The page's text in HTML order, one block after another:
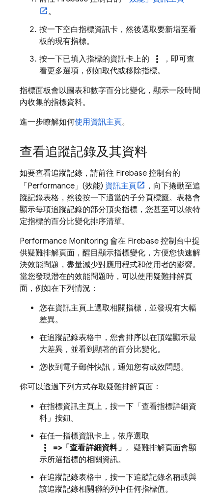
。
按一下空白指標資訊卡，然後選取要新增至看
板的現有指標。
按一下已填入指標的資訊卡上的
more_vert
，即可查
看更多選項，例如取代或移除指標。
指標面板會以圖表和數字百分比變化，顯示一段時間
內收集的指標資料。
進一步瞭解如何使用資訊主頁。
查看追蹤記錄及其資料
如要查看追蹤記錄，請前往 Firebase 控制台的
「Performance」(效能) 資訊主頁
，向下捲動至追
蹤記錄表格，然後按一下適當的子分頁標籤。表格會
顯示每項追蹤記錄的部分頂尖指標，您甚至可以依特
定指標的百分比變化排序清單。
Performance Monitoring 會在 Firebase 控制台中提
供疑難排解頁面，醒目顯示指標變化，方便您快速解
決效能問題，盡量減少對應用程式和使用者的影響。
當您發現潛在的效能問題時，可以使用疑難排解頁
面，例如在下列情況：
您在資訊主頁上選取相關指標，並發現有大幅
差異。
在追蹤記錄表格中，您會排序以在頂端顯示最
大差異，並看到顯著的百分比變化。
您收到電子郵件快訊，通知您有成效問題。
你可以透過下列方式存取疑難排解頁面：
在指標資訊主頁上，按一下「查看指標詳細資
料」 按鈕。
在任一指標資訊卡上，依序選取
more_vert =>「查看詳細資料」 。疑難排解頁面會顯
示所選指標的相關資訊。
在追蹤記錄表格中，按一下追蹤記錄名稱或與
該追蹤記錄相關聯的列中任何指標值。